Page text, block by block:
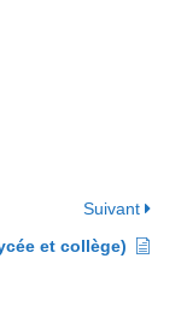
Suivant
et collège)